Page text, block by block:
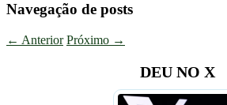
Navegação de posts
← Anterior Próximo →
DEU NO X